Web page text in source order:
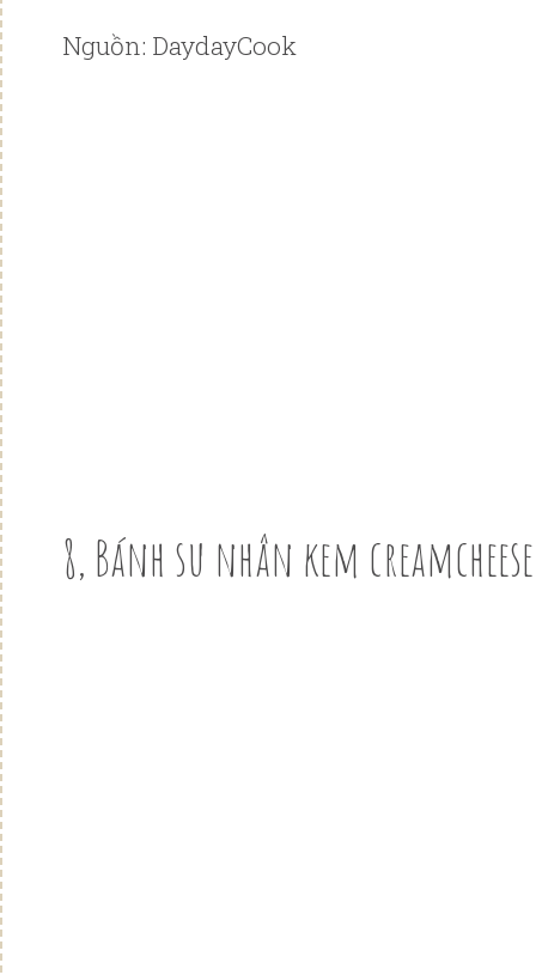
Nguồn: DaydayCook
8, Bánh su nhân kem creamcheese